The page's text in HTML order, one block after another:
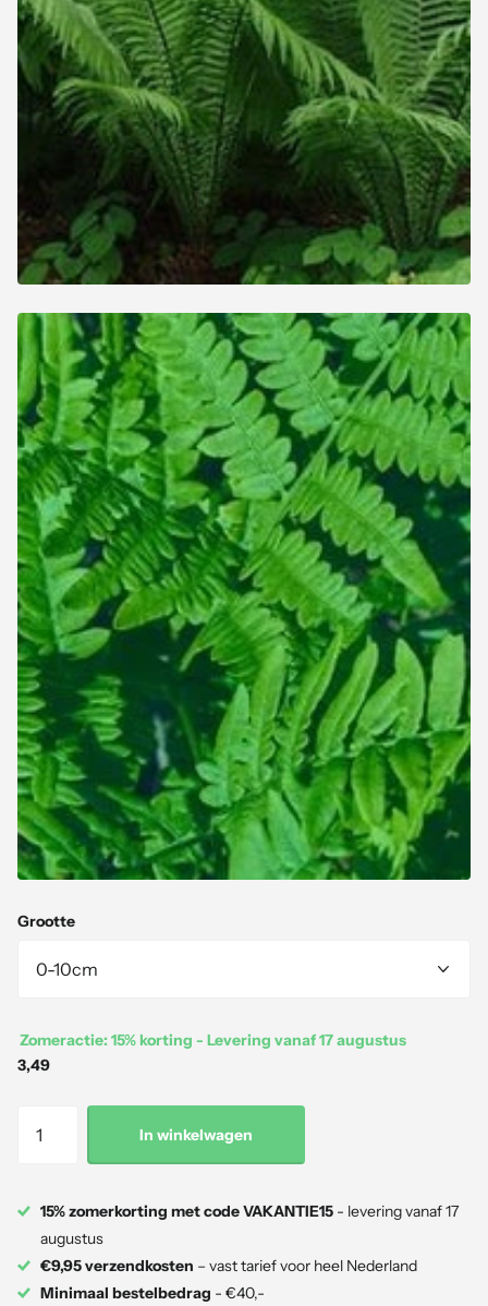
Grootte
Zomeractie: 15% korting - Levering vanaf 17 augustus
3,49
In winkelwagen
15% zomerkorting met code VAKANTIE15 - levering vanaf 17
augustus
€9,95 verzendkosten – vast tarief voor heel Nederland
Minimaal bestelbedrag - €40,-